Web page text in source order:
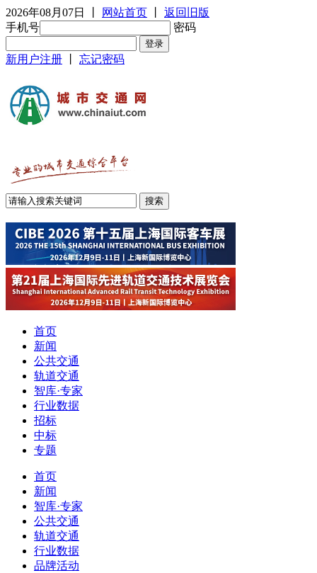
2026年08月07日 网站首页
返回旧版
手机号
密码
新用户注册 忘记密码
首页
新闻
公共交通
轨道交通
智库·专家
行业数据
招标
中标
专题
首页
新闻
智库·专家
公共交通
轨道交通
行业数据
品牌活动